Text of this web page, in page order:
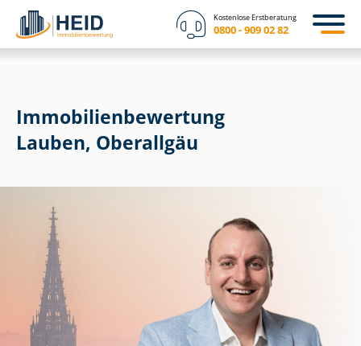
Kostenlose Erstberatung
0800 - 909 02 82
Immobilien­bewertung
Lauben, Oberallgäu